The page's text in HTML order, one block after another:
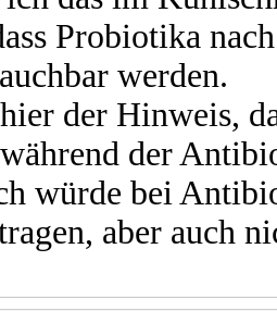
Probiotika
werden.
der Hinweis,
der
würde bei
aber auch